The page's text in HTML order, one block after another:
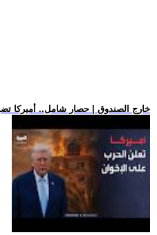
.. خارج الصندوق | حصار شامل.. أميركا